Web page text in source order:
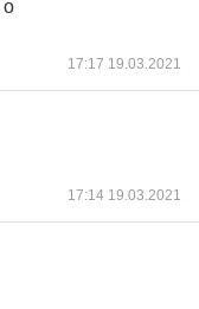
о
17:17 19.03.2021
17:14 19.03.2021